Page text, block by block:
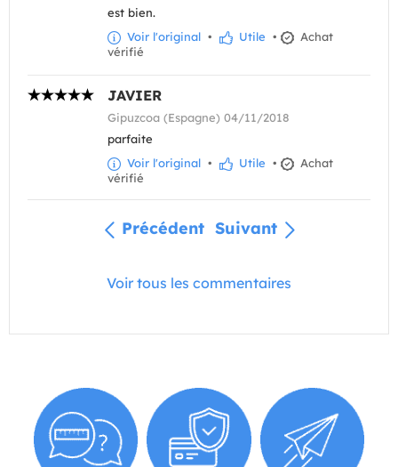
est bien.
Voir l'original • Utile •
Achat
vérifié
JAVIER
Gipuzcoa (Espagne) 04/11/2018
parfaite
Voir l'original • Utile •
Achat
vérifié
Précédent Suivant
Voir tous les commentaires